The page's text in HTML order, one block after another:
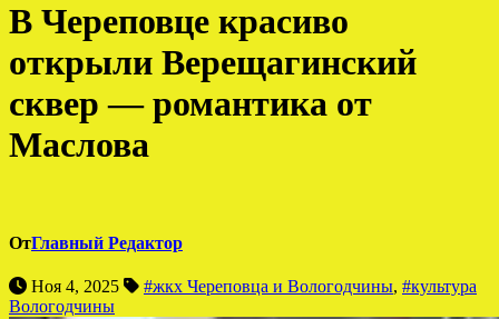
В Череповце красиво
открыли Верещагинский
сквер — романтика от
Маслова
ОтГлавный Редактор
Ноя 4, 2025 #жкх Череповца и Вологодчины, #культура
Вологодчины